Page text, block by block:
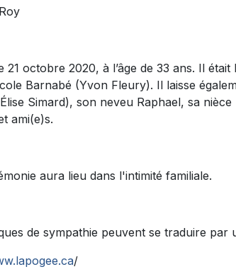
21 octobre 2020, à l’âge de 33 ans. Il
Barnabé (Yvon Fleury). Il laisse
Simard), son neveu Raphael, sa
ami(e)s.
aura lieu dans l'intimité familiale.
de sympathie peuvent se traduire par
/